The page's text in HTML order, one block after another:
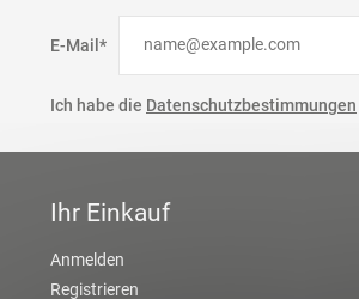
E-Mail*
Ich habe die Datenschutzbestimmungen
Ihr Einkauf
Anmelden
Registrieren